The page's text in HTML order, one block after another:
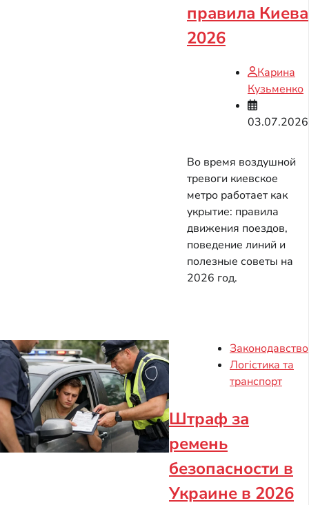
правила Киева
2026
Карина
Кузьменко
03.07.2026
Во время воздушной
тревоги киевское
метро работает как
укрытие: правила
движения поездов,
поведение линий и
полезные советы на
2026 год.
Законодавство
Логістика та
транспорт
Штраф за
ремень
безопасности в
Украине в 2026